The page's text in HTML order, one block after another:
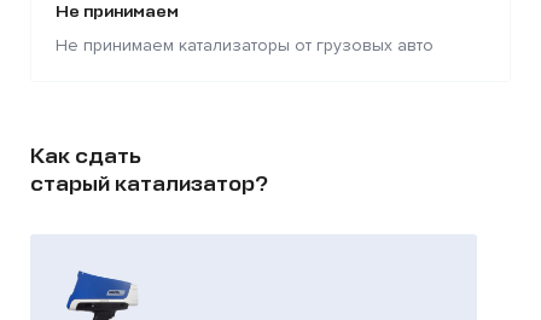
Не принимаем
Не принимаем катализаторы от грузовых авто
Как сдать
старый катализатор?